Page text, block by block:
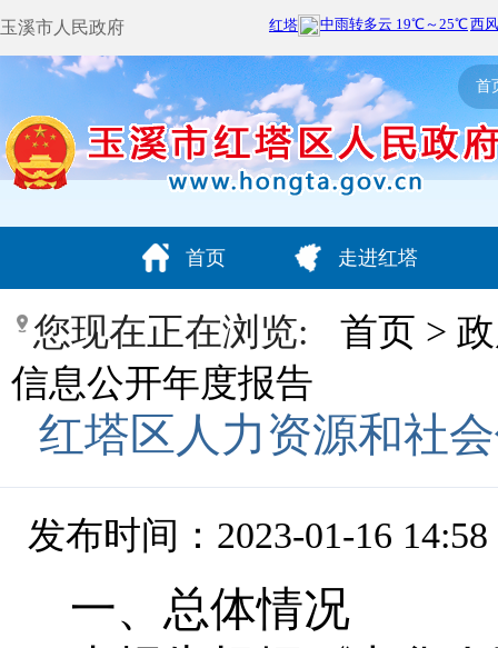
玉溪市人民政府
首
首页 走进红塔
您现在正在浏览: 首页 >
信息公开年度报告
红塔区人力资源和社
发布时间：2023-01-16 14:58
一、总体情况